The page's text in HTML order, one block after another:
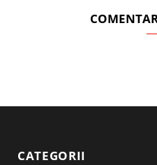
CATEGORII